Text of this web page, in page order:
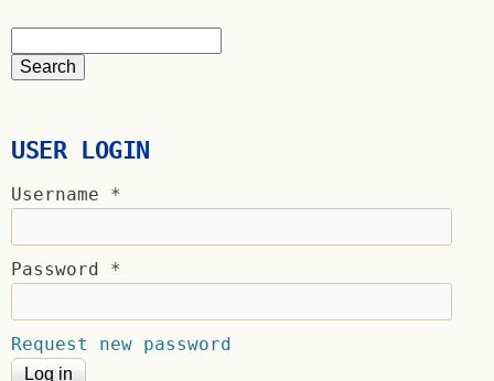
USER LOGIN
Username *
Password *
Request new password